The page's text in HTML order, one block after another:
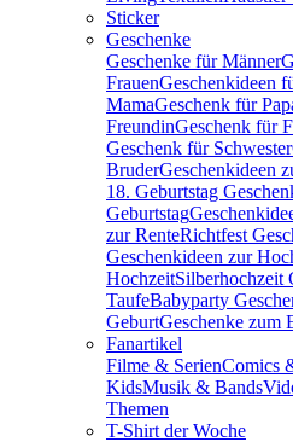
Sticker
Geschenke
Geschenke für Männer
FrauenGeschenkideen
MamaGeschenk für
FreundinGeschenk für
Geschenk für Schwester
BruderGeschenkideen
18. Geburtstag
Geburtstag
zur RenteRichtfest
Geschenkideen zur
HochzeitSilberhochzeit
TaufeBabyparty
GeburtGeschenke zum
Fanartikel
Filme & SerienComics
KidsMusik & Bands
Themen
T-Shirt der Woche